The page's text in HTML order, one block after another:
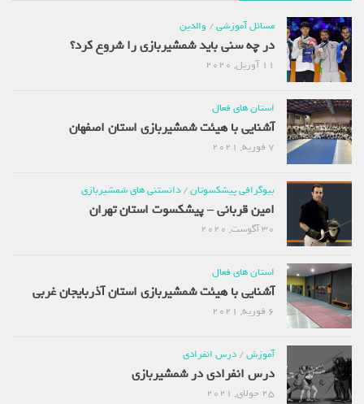
مسائل آموزشی/ والدین
در چه سنی باید شمشیربازی را شروع کرد؟
11 آوریل, 2020
استان های فعال
آشنایی با هیئت شمشیربازی استان اصفهان
7 فوریه, 2021
بیوگرافی پیشکسوتان/ دانستنی های شمشیربازی
امین قربانی – پیشکسوت استان تهران
30 آگوست, 2020
استان های فعال
آشنایی با هیئت شمشیربازی استان آذربایجان غربی
6 فوریه, 2021
آموزش/ درس انفرادی
درس انفرادی در شمشیربازی
25 جولای, 2021